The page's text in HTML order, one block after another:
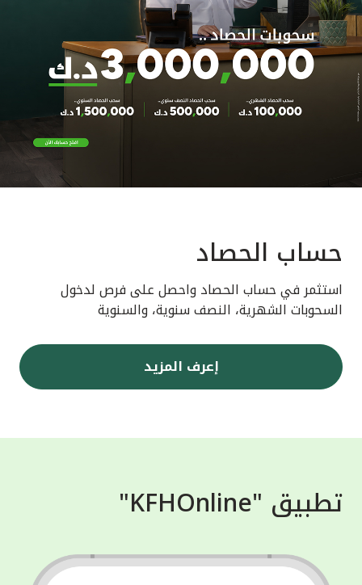
حساب الحصاد
استثمر في حساب الحصاد واحصل على فرص لدخول
السحوبات الشهرية، النصف سنوية، والسنوية
إعرف المزيد
تطبيق "KFHOnline"